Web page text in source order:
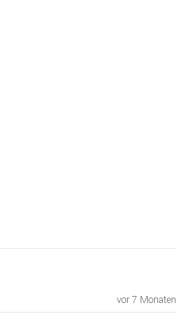
vor 7 Monaten